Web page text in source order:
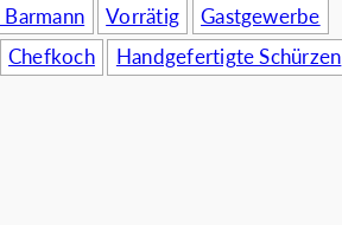
Vorrätig
Gastgewerbe
Chefkoch Handgefertigte Schürzen